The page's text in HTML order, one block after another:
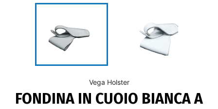
Vega Holster
FONDINA IN CUOIO BIANCA A